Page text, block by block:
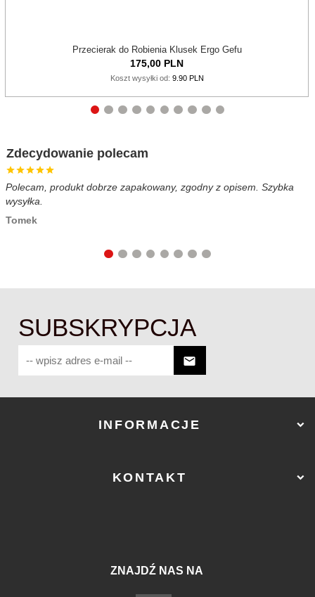
Przecierak do Robienia Klusek Ergo Gefu
175,00 PLN
Koszt wysyłki od: 9.90 PLN
Zdecydowanie polecam
Polecam, produkt dobrze zapakowany, zgodny z opisem. Szybka
wysyłka.
Tomek
SUBSKRYPCJA
INFORMACJE
KONTAKT
sklep@ostry-sklep.pl
ZNAJDŹ NAS NA